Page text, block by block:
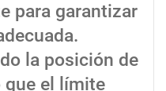
para garantizar
la posición de
que el límite